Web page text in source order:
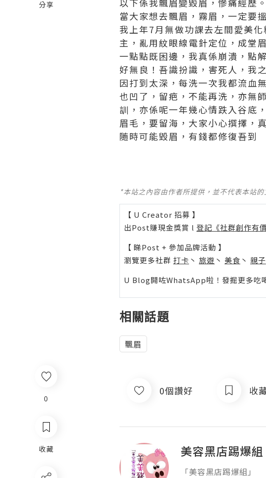
0
收藏
當大家想去飄眉，霧眉，一定要
我上年7月無做功課去左間愛美
主，亂用紋眼線電針定位，成堂
一點點既困邊，我真係崩潰，點
好無良！吾識扮識，害死人，我
因打到太深，每洗一次我都流血
也凹了，留疤，不能再洗，亦無
訓，亦係呢一年幾心情跌入谷底
眉毛，要留海，大家小心撰擇，
随時可能毀眉，有錢都修復吾到
*本站之內容由作者所提供，並不代表本站
【 U Creator 招募 】
出Post賺現金獎賞 l 登記《社群創作有
【 睇Post + 參加品牌活動 】
瀏覽更多社群 打卡 丶 旅遊 丶 美食 丶 親子
U Blog開咗WhatsApp啦！發掘更多吃
相關話題
飄眉
0個讚好 收
美容黑店踢爆組
「美容黑店踢爆組」
分享